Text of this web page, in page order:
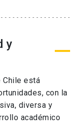
y
Chile está
con la
diversa y
académico